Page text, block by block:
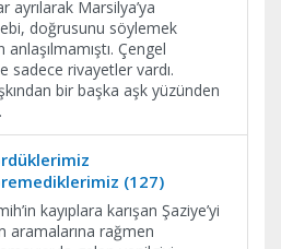
ayrılarak Marsilya’ya
doğrusunu söylemek
Çengel
sadece rivayetler vardı.
bir başka aşk yüzünden
(127)
kayıplara karışan Şaziye’yi
aramalarına rağmen